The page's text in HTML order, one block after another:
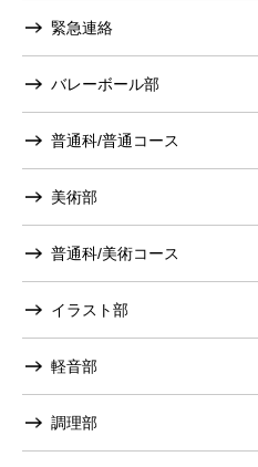
緊急連絡
バレーボール部
普通科/普通コース
美術部
普通科/美術コース
イラスト部
軽音部
調理部